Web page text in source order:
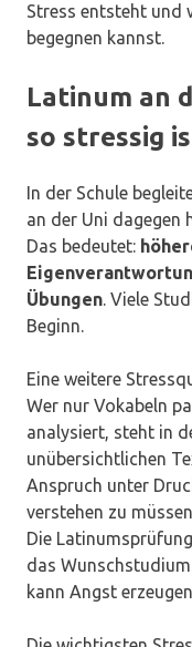
Stress entsteht und
begegnen kannst.
Latinum an
so stressig
In der Schule
an der Uni dagegen
Das bedeutet:
Übungen. Viele
Beginn.
Eine weitere
Wer nur Vokabeln
analysiert, steht in
unübersichtlichen
Anspruch unter
verstehen zu
Die
das
kann Angst